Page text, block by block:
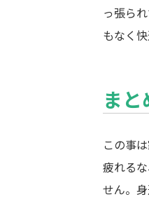
っ張ら
もなく
まと
この事
疲れる
せん。